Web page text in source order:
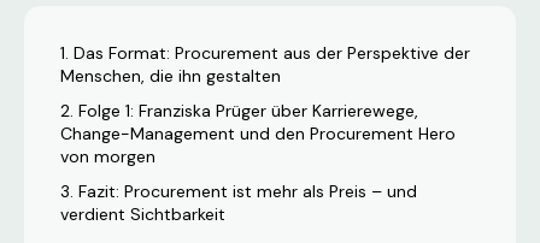
Das Format: Procurement aus der Perspektive der
Menschen, die ihn gestalten
Folge 1: Franziska Prüger über Karrierewege,
Change-Management und den Procurement Hero
von morgen
Fazit: Procurement ist mehr als Preis – und
verdient Sichtbarkeit